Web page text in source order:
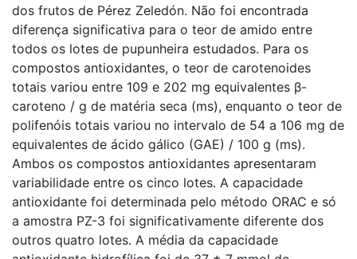
dos frutos de Pérez Zeledón. Não foi encontrada
diferença significativa para o teor de amido entre
todos os lotes de pupunheira estudados. Para os
compostos antioxidantes, o teor de carotenoides
totais variou entre 109 e 202 mg equivalentes β-
caroteno / g de matéria seca (ms), enquanto o teor de
polifenóis totais variou no intervalo de 54 a 106 mg de
equivalentes de ácido gálico (GAE) / 100 g (ms).
Ambos os compostos antioxidantes apresentaram
variabilidade entre os cinco lotes. A capacidade
antioxidante foi determinada pelo método ORAC e só
a amostra PZ-3 foi significativamente diferente dos
outros quatro lotes. A média da capacidade